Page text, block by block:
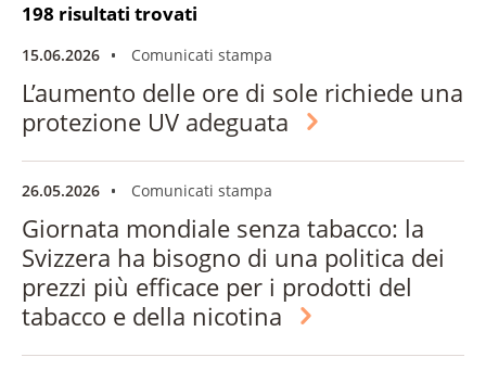
198 risultati trovati
15.06.2026 Comunicati stampa
L’aumento delle ore di sole richiede una
protezione UV adeguata
26.05.2026 Comunicati stampa
Giornata mondiale senza tabacco: la
Svizzera ha bisogno di una politica dei
prezzi più efficace per i prodotti del
tabacco e della nicotina